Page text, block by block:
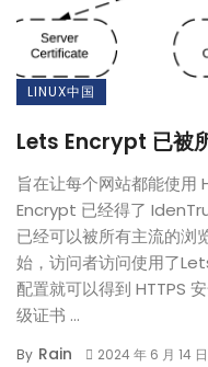
LINUX中国
Lets Encrypt 已被
旨在让每个网站都能使用
Encrypt 已经得了
已经可以被所有主流的浏
始，访问者访问使用了
配置就可以得到 HTTPS
级证书 ...
By Rain 2024 年 6 月 14 日